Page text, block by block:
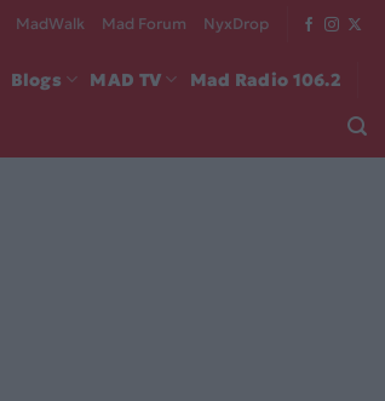
MadWalk Mad Forum NyxDrop
Blogs MAD TV Mad Radio 106.2